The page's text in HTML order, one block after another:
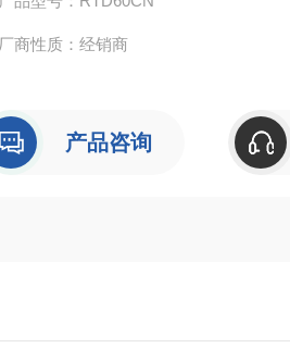
厂商性质：经销商
产品咨询